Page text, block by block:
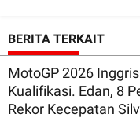
BERITA TERKAIT
MotoGP 2026
Kualifikasi. Edan, 8
Rekor Kecepatan